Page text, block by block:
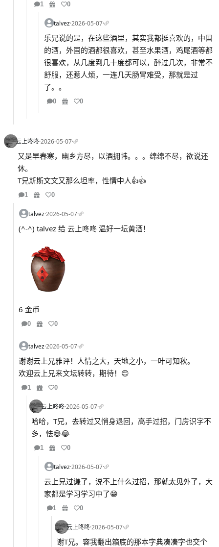
1 0
talvez·2026-05-07·
乐兄说的是，在这些酒里，其实我都挺喜欢的，中国
的酒，外国的酒都很喜欢，甚至水果酒，鸡尾酒等都
很喜欢，从几度到几十度都可以，醉过几次，非常不
舒服，还惹人烦，一连几天肠胃难受，那就是过
了。。
0 0
云上咚咚·2026-05-07·
又是早春寒，幽乡方尽，以酒拥帏。。。绵绵不尽，欲说还
休。
T兄斯斯文文又那么坦率，性情中人👍👍
1 0
talvez·2026-05-07·
(^-^) talvez 给 云上咚咚 温好一坛黄酒！
6 金币
0 0
talvez·2026-05-07·
谢谢云上兄雅评！人情之大，天地之小，一叶可知秋。
欢迎云上兄来文坛转转，期待！😊
1 0
云上咚咚·2026-05-07·
哈哈，T兄，去转过又悄身退回，高手过招，门房识字不
多，怯😅😂
1 0
talvez·2026-05-07·
云上兄过谦了，说不上什么过招，那就太见外了，大
家都是学习学习中了😁
1 0
云上咚咚·2026-05-07·
谢T兄。容我翻出箱底的那本字典凑凑字也交个